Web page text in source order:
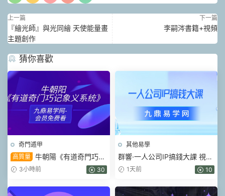
上一篇
『繪光師』與光同繪 天使能量畫
主題創作
下一篇
李嗣涔書籍+視頻
猜你喜歡
奇門遁甲
高質量 牛朝陽《有道奇門巧記
象義系統》17集視頻 約3小時
3小時前 30
其他易學
群響·一人公司IP搞錢大課 視頻
+課件pdf
1天前 10